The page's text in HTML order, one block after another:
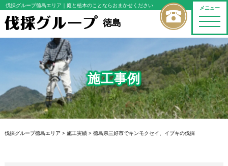
メニュー
toggle
伐採グループ徳島エリア ｜庭と植木のことならおまかせください
徳島
施工事例
伐採グループ徳島エリア > 施工実績> 徳島県三好市でキンモクセイ、イブキの伐採